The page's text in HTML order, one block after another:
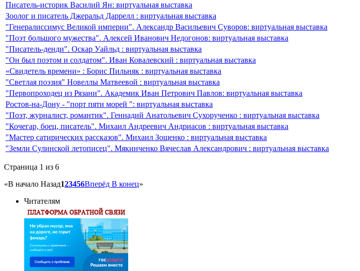
Писатель-историк Василий Ян: виртуальная выставка
Зоолог и писатель Джеральд Даррелл : виртуальная выставка
"Генералиссимус Великой империи". Александр Васильевич Суворов: виртуальная выставка
"Поэт большого мужества". Алексей Иванович Недогонов: виртуальная выставка
"Писатель-денди". Оскар Уайльд : виртуальная выставка
"Он был поэтом и солдатом". Иван Ковалевский : виртуальная выставка
«Свидетель времени» : Борис Пильняк : виртуальная выставка
"Светлая поэзия" Новеллы Матвеевой : виртуальная выставка
"Первопроходец из Рязани". Академик Иван Петрович Павлов: виртуальная выставка
Ростов-на-Дону - "порт пяти морей ": виртуальная выставка
"Поэт, журналист, романтик". Геннадий Анатольевич Сухорученко : виртуальная выставка
"Кочегар, боец, писатель". Михаил Андреевич Андриасов : виртуальная выставка
"Мастер сатирических рассказов". Михаил Зощенко : виртуальная выставка
"Земли Сулинской летописец". Мякинченко Вячеслав Александрович : виртуальная выставка
Страница 1 из 6
«В начало Назад123456Вперёд В конец»
Читателям